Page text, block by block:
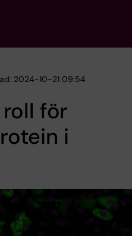
2024-10-21 09:54
för
i